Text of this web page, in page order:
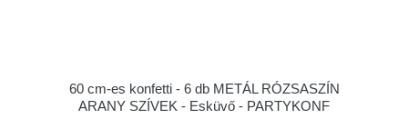
60 cm-es konfetti - 6 db METÁL RÓZSASZÍN
ARANY SZÍVEK - Esküvő - PARTYKONF